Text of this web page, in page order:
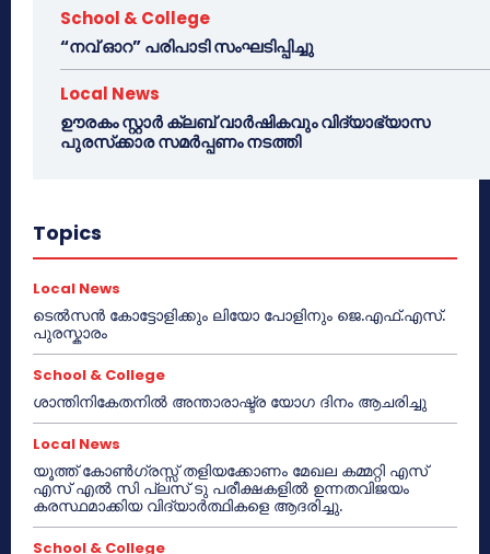
School & College
“നവ് ഓറ” പരിപാടി സംഘടിപ്പിച്ചു
Local News
ഊരകം സ്റ്റാർ ക്ലബ് വാർഷികവും വിദ്യാഭ്യാസ
പുരസ്‌ക്കാര സമർപ്പണം നടത്തി
Topics
Local News
ടെൽസൻ കോട്ടോളിക്കും ലിയോ പോളിനും ജെ.എഫ്.എസ്.
പുരസ്കാരം
School & College
ശാന്തിനികേതനിൽ അന്താരാഷ്ട്ര യോഗ ദിനം ആചരിച്ചു
Local News
യൂത്ത് കോൺഗ്രസ്സ് തളിയക്കോണം മേഖല കമ്മറ്റി എസ്
എസ് എൽ സി പ്ലസ് ടു പരീക്ഷകളിൽ ഉന്നതവിജയം
കരസ്ഥമാക്കിയ വിദ്യാർത്ഥികളെ ആദരിച്ചു.
School & College